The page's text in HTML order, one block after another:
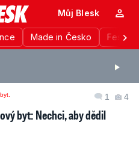
Made in Česko
Můj Blesk
1 4
byt: Nechci, aby dědil